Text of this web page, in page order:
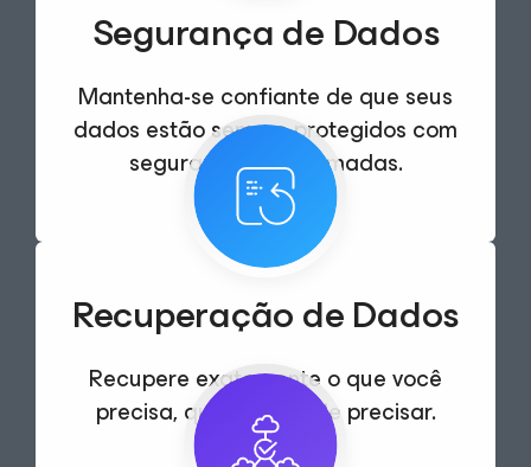
Segurança de Dados
Mantenha-se confiante de que seus
dados estão sempre protegidos com
segurança multicamadas.
Recuperação de Dados
Recupere exatamente o que você
precisa, quando e onde precisar.